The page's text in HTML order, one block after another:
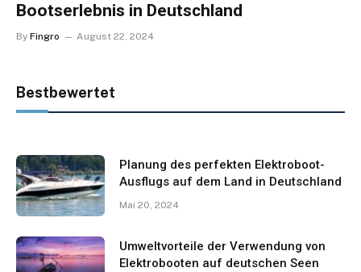
Bootserlebnis in Deutschland
By Fingro August 22, 2024
Bestbewertet
Planung des perfekten Elektroboot-
Ausflugs auf dem Land in Deutschland
Mai 20, 2024
Umweltvorteile der Verwendung von
Elektrobooten auf deutschen Seen